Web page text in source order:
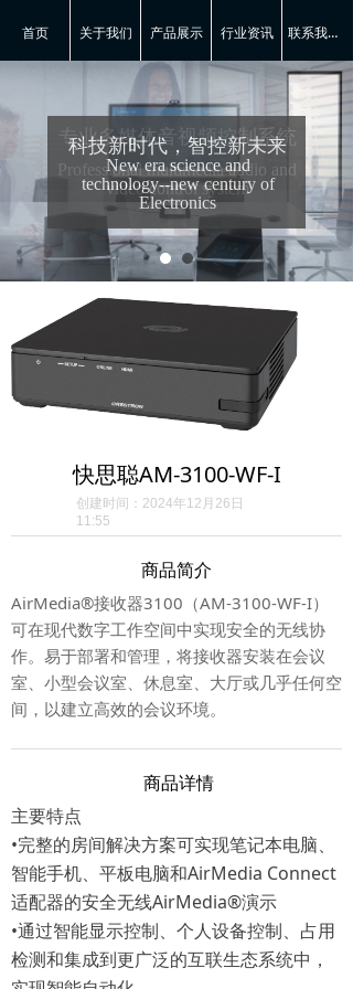
专业多媒体音视频控制系统
Professional multimedia audio and
video control system
科技新时代，智控新未来
New era science and
technology--new century of
Electronics
首页 关于我们 产品展示 行业资讯 联系我们-快思聪
快思聪AM-3100-WF-I
商品简介
创建时间： 2024年12月26日
11:55
AirMedia®接收器3100（AM‑3100‑WF‑I）
可在现代数字工作空间中实现安全的无线协
作。易于部署和管理，将接收器安装在会议
室、小型会议室、休息室、大厅或几乎任何空
间，以建立高效的会议环境。
商品详情
主要特点
•完整的房间解决方案可实现笔记本电脑、
智能手机、平板电脑和AirMedia Connect
适配器的安全无线AirMedia®演示
•通过智能显示控制、个人设备控制、占用
检测和集成到更广泛的互联生态系统中，